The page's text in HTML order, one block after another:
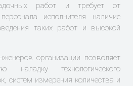
работ и требует от
персонала исполнителя наличие
таких работ и высокой
организации позволяет
наладку технологического
систем измерения количества и